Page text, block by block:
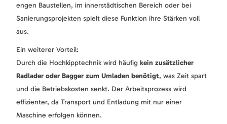
engen Baustellen, im innerstädtischen Bereich oder bei
Sanierungsprojekten spielt diese Funktion ihre Stärken voll
aus.
Ein weiterer Vorteil:
Durch die Hochkipptechnik wird häufig kein zusätzlicher
Radlader oder Bagger zum Umladen benötigt, was Zeit spart
und die Betriebskosten senkt. Der Arbeitsprozess wird
effizienter, da Transport und Entladung mit nur einer
Maschine erfolgen können.